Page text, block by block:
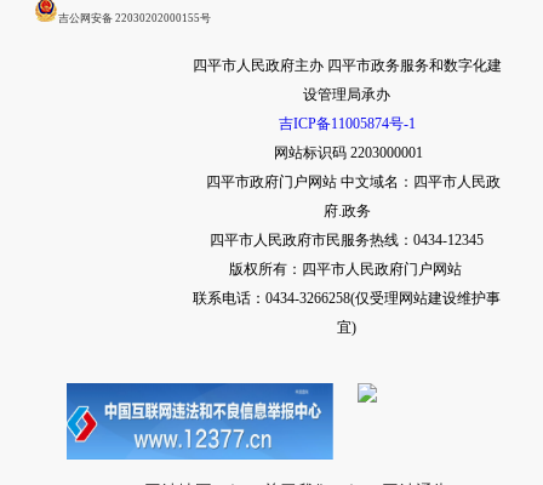
吉公网安备 22030202000155号
四平市人民政府主办 四平市政务服务和数字化建
设管理局承办
吉ICP备11005874号-1
网站标识码 2203000001
四平市政府门户网站 中文域名：四平市人民政
府.政务
四平市人民政府市民服务热线：0434-12345
版权所有：四平市人民政府门户网站
联系电话：0434-3266258(仅受理网站建设维护事
宜)